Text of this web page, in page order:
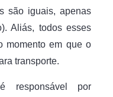
são iguais, apenas
Aliás, todos esses
momento em que o
transporte.
por